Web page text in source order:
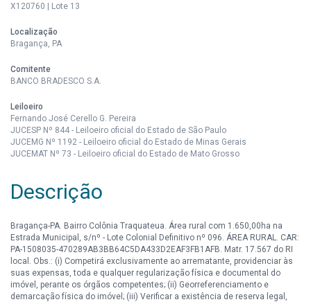
X120760 | Lote 13
Localização
Bragança, PA
Comitente
BANCO BRADESCO S.A.
Leiloeiro
Fernando José Cerello G. Pereira
JUCESP Nº 844 - Leiloeiro oficial do Estado de São Paulo
JUCEMG Nº 1192 - Leiloeiro oficial do Estado de Minas Gerais
JUCEMAT Nº 73 - Leiloeiro oficial do Estado de Mato Grosso
Descrição
Bragança-PA. Bairro Colônia Traquateua. Área rural com 1.650,00ha na
Estrada Municipal, s/nº - Lote Colonial Definitivo nº 096. ÁREA RURAL. CAR:
PA-1508035-470289AB3BB64C5DA433D2EAF3FB1AFB. Matr. 17.567 do RI
local. Obs.: (i) Competirá exclusivamente ao arrematante, providenciar às
suas expensas, toda e qualquer regularização física e documental do
imóvel, perante os órgãos competentes; (ii) Georreferenciamento e
demarcação física do imóvel; (iii) Verificar a existência de reserva legal,